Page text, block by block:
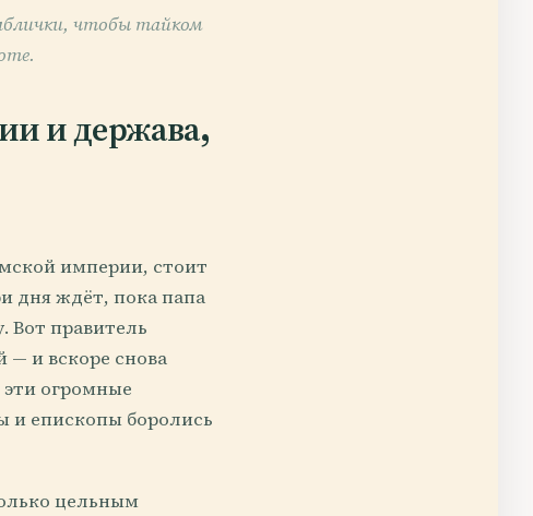
чтобы тайком
и держава,
империи, стоит
дня ждёт, пока папа
Вот правитель
— и вскоре снова
огромные
и епископы боролись
цельным